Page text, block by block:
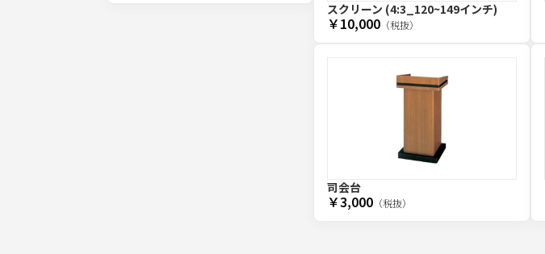
スクリーン (4:3_120~149インチ)
￥10,000 （税抜）
司会台
￥3,000 （税抜）